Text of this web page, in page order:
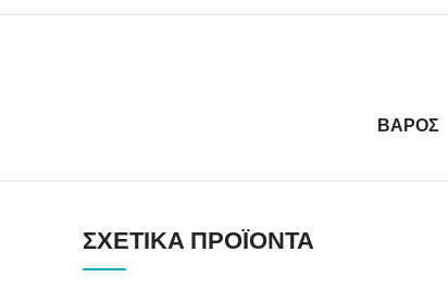
ΒΆΡΟΣ
ΣΧΕΤΙΚΆ ΠΡΟΪΌΝΤΑ